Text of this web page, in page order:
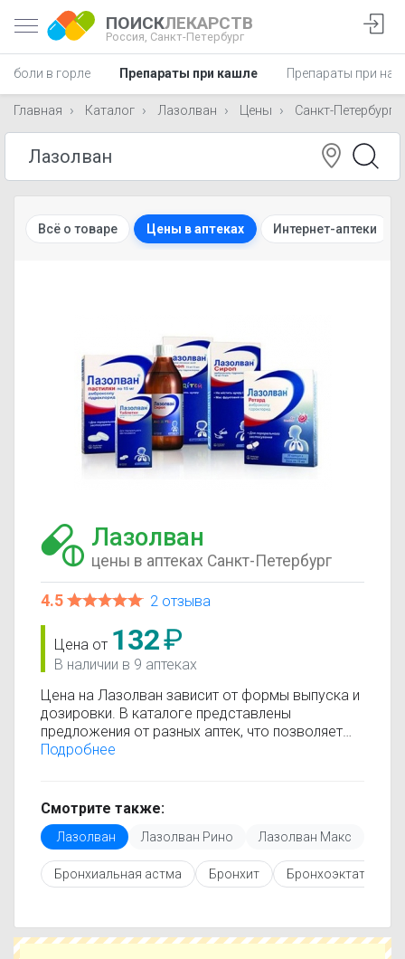
ПОИСКЛЕКАРСТВ
Россия, Санкт-Петербург
боли в горле Препараты при кашле Препараты при
Главная Каталог Лазолван Цены Санкт-Петербург
Всё о товаре Цены в аптеках Интернет-аптеки
Лазолван
цены в аптеках Санкт-Петербург
4.5 2 отзыва
Цена от 132₽
В наличии в 9 аптеках
Цена на Лазолван зависит от формы выпуска и
дозировки. В каталоге представлены
предложения от разных аптек, что позволяет
быстро найти, где купить Лазолван по
только актуальные данные.
Перед покупкой рекомендуется ознакомиться с
инструкцией по применению, показаниями и
противопоказаниями. При необходимости вы
можете подобрать аналоги Лазолван с
Чтобы купить Лазолван в ближайшей аптеке,
укажите свой город и сравните предложения.
Подробнее
Смотрите также:
Лазолван Лазолван Рино Лазолван Макс
Бронхиальная астма Бронхит